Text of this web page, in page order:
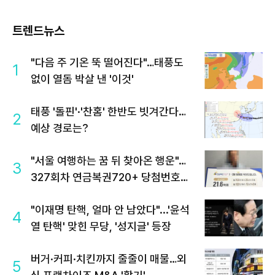
트렌드뉴스
1
"다음 주 기온 뚝 떨어진다"…태풍도
없이 열돔 박살 낸 '이것'
2
태풍 '돌핀'·'찬홈' 한반도 빗겨간다…
예상 경로는?
3
"서울 여행하는 꿈 뒤 찾아온 행운"…
327회차 연금복권720+ 당첨번호조
4
"이재명 탄핵, 얼마 안 남았다"...'윤석
열 탄핵' 맞힌 무당, '성지글' 등장
5
버거·커피·치킨까지 줄줄이 매물…외